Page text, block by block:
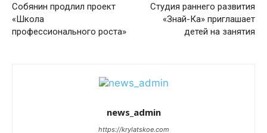
Собянин продлил проект
«Школа
профессионального роста»
Студия раннего развития
«Знай-Ка» приглашает
детей на занятия
news_admin
https://krylatskoe.com